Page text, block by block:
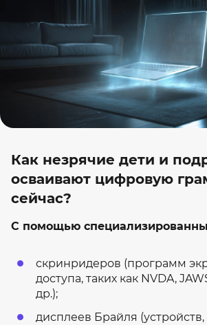
Как незрячие дети и
осваивают цифровую
сейчас?
С помощью
скринридеров (программ
доступа, таких как NVDA,
др.);
дисплеев Брайля (устройств,